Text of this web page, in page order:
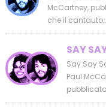
McCartney,
che il
SAY
Say Say
Paul